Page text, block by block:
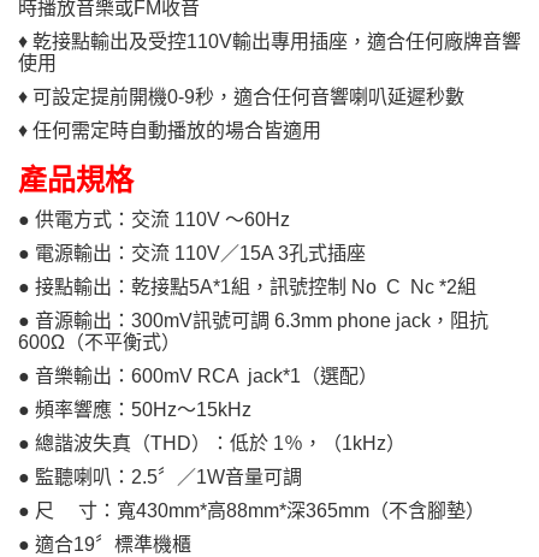
時播放音樂或FM收音
♦ 乾接點輸出及受控110V輸出專用插座，適合任何廠牌音響
使用
♦ 可設定提前開機0-9秒，適合任何音響喇叭延遲秒數
♦ 任何需定時自動播放的場合皆適用
產品規格
● 供電方式：交流 110V ～60Hz
● 電源輸出：交流 110V／15A 3孔式插座
● 接點輸出：乾接點5A*1組，訊號控制 No C Nc *2組
● 音源輸出：300mV訊號可調 6.3mm phone jack，阻抗
600Ω（不平衡式）
● 音樂輸出：600mV RCA jack*1（選配）
● 頻率響應：50Hz～15kHz
● 總諧波失真（THD）：低於 1％，（1kHz）
● 監聽喇叭：2.5〞／1W音量可調
● 尺 寸：寬430mm*高88mm*深365mm（不含腳墊）
● 適合19〞標準機櫃